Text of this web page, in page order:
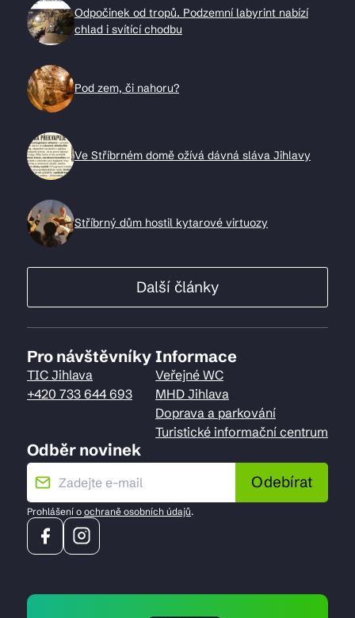
Odpočinek od tropů. Podzemní labyrint nabízí
chlad i svítící chodbu
Pod zem, či nahoru?
Ve Stříbrném domě ožívá dávná sláva Jihlavy
Stříbrný dům hostil kytarové virtuozy
Další články
Pro návštěvníky
TIC Jihlava
+420 733 644 693
Informace
Veřejné WC
MHD Jihlava
Doprava a parkování
Turistické informační centrum
Odběr novinek
Odebírat
Prohlášení o ochraně osobních údajů.